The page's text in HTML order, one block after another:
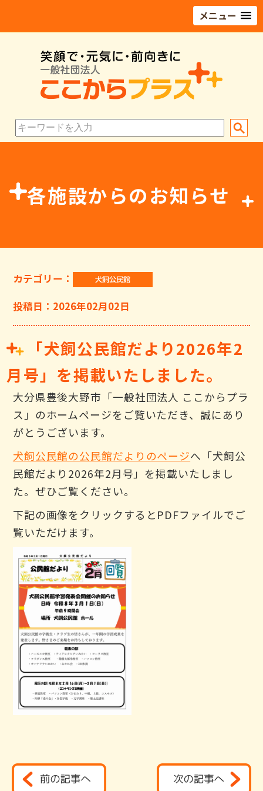
メニュー
各施設からのお知らせ
カテゴリー：
投稿日：2026年02月02日
「犬飼公民館だより2026年2
月号」を掲載いたしました。
大分県豊後大野市「一般社団法人 ここからプラ
ス」のホームページをご覧いただき、誠にあり
がとうございます。
犬飼公民館の公民館だよりのページへ「犬飼公
民館だより2026年2月号」を掲載いたしまし
た。ぜひご覧ください。
下記の画像をクリックするとPDFファイルでご
覧いただけます。